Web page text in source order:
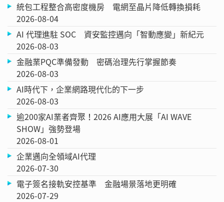
統包工程整合高密度機房 電網至晶片降低轉換損耗
2026-08-04
AI 代理進駐 SOC 資安監控邁向「智動應變」新紀元
2026-08-03
金融業PQC準備發動 密碼治理先行掌握節奏
2026-08-03
AI時代下，企業網路現代化的下一步
2026-08-03
逾200家AI業者齊聚！2026 AI應用大展「AI WAVE
SHOW」強勢登場
2026-08-01
企業邁向全領域AI代理
2026-07-30
電子簽名接軌安控基準 金融場景落地更明確
2026-07-29